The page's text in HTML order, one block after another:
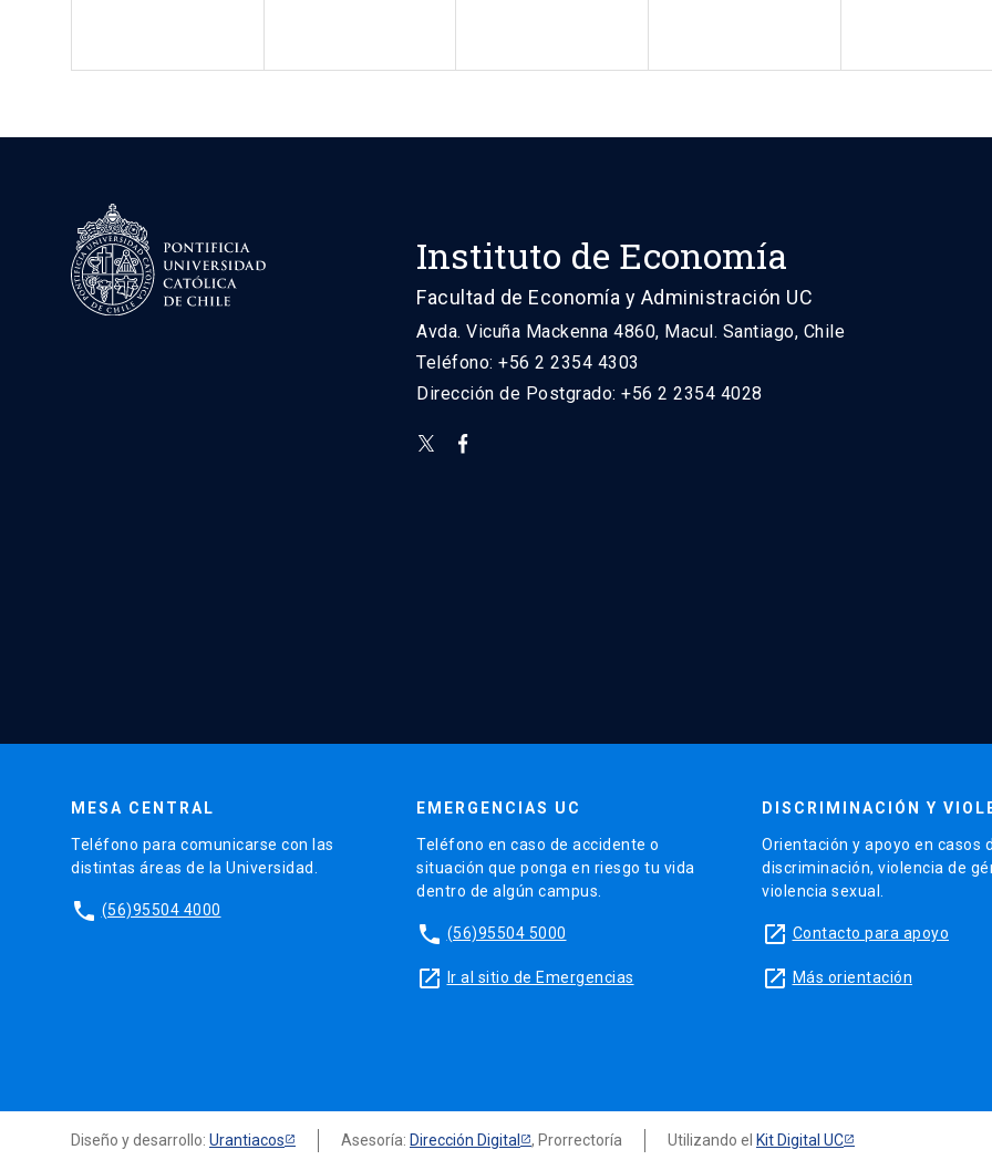
Instituto de Economía
Facultad de Economía y Administración UC
Avda. Vicuña Mackenna 4860, Macul. Santiago, Chile
Teléfono: +56 2 2354 4303
Dirección de Postgrado: +56 2 2354 4028
MESA CENTRAL
Teléfono para comunicarse con las
distintas áreas de la Universidad.
phone (56)95504 4000
EMERGENCIAS UC
Teléfono en caso de accidente o
situación que ponga en riesgo tu vida
dentro de algún campus.
phone (56)95504 5000
launch Ir al sitio de Emergencias
DISCRIMINACIÓN Y
Orientación y apoyo en casos
discriminación, violencia de
violencia sexual.
launch Contacto para apoyo
launch Más orientación
Diseño y desarrollo: Urantiacos Asesoría: Dirección Digital , Prorrectoría Utilizando el Kit Digital UC